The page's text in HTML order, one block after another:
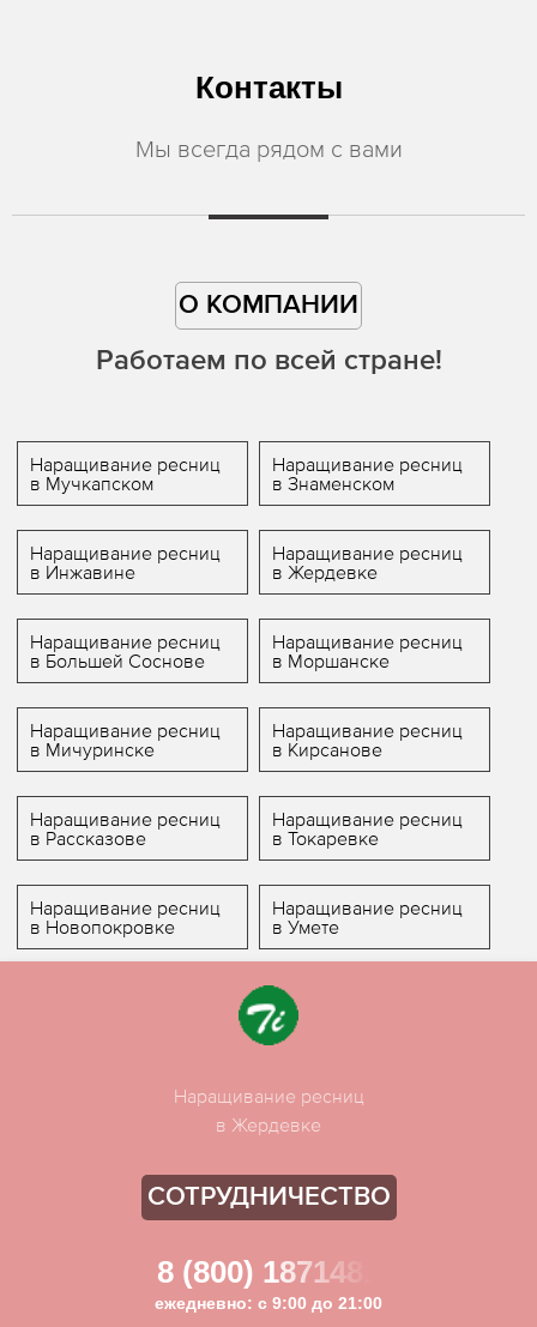
Контакты
Мы всегда рядом с вами
О КОМПАНИИ
Работаем по всей стране!
Наращивание ресниц
в Мучкапском
Наращивание ресниц
в Знаменском
Наращивание ресниц
в Инжавине
Наращивание ресниц
в Жердевке
Наращивание ресниц
в Большей Соснове
Наращивание ресниц
в Моршанске
Наращивание ресниц
в Мичуринске
Наращивание ресниц
в Кирсанове
Наращивание ресниц
в Рассказове
Наращивание ресниц
в Токаревке
Наращивание ресниц
в Новопокровке
Наращивание ресниц
в Умете
Наращивание ресниц
в Жердевке
СОТРУДНИЧЕСТВО
8 (800) 1871481
ежедневно: с 9:00 до 21:00